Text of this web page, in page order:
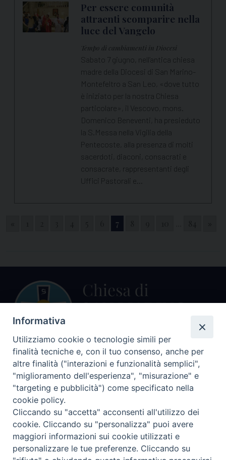
Per essere comunità
attraenti scomparire nella
luce del Vangelo
Tempo di cambiamenti in Diocesi
Sabato 7 giugno, nell’antica chiesa
madre della Diocesi di San Marino-
Montefeltro a San Leo, «dove tutto
è iniziato per la nostra Chiesa
particolare», il Vescovo, mons.
Domenico Beneventi, ha presieduto
la S.Messa nella Vigilia della
Pentecoste, alla presenza di molti
sacerdoti, diaconi, consacrati e
consacrate, rappresentanti degli
Uffici Pastorali e…
7
Centralino Curia Vescovile
0541 913711
Indirizzo
47864 PENNABILLI (RN)
Seguici su
Facebook
Instagram
LinkedIn
X YouTube
Feed
Informativa
Utilizziamo cookie o tecnologie simili per
finalità tecniche e, con il tuo consenso, anche per
altre finalità ("interazioni e funzionalità semplici",
"miglioramento dell'esperienza", "misurazione" e
"targeting e pubblicità") come specificato nella
cookie policy.
Cliccando su "accetta" acconsenti all'utilizzo dei
cookie. Cliccando su "personalizza" puoi avere
maggiori informazioni sui cookie utilizzati e
personalizzare le tue preferenze. Cliccando su